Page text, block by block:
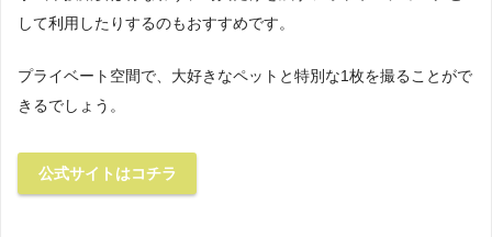
して利用したりするのもおすすめです。
プライベート空間で、大好きなペットと特別な1枚を撮ることがで
きるでしょう。
公式サイトはコチラ